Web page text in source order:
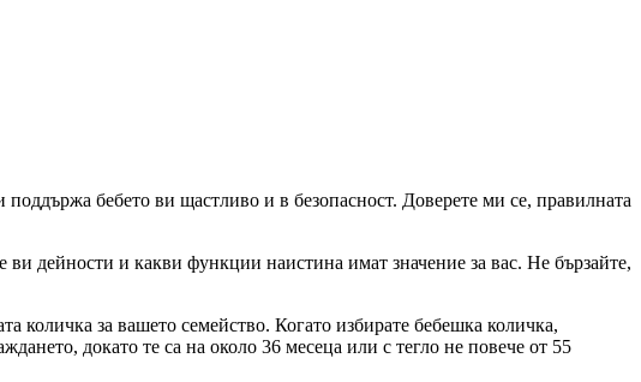
бебето ви щастливо и в безопасност. Доверете ми се, правилната
ви дейности и какви функции наистина имат значение за вас. Не бързайте,
количка за вашето семейство. Когато избирате бебешка количка,
докато те са на около 36 месеца или с тегло не повече от 55